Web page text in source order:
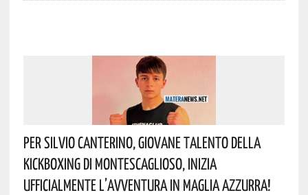
Per Silvio Canterino, Giovane Talento Della
Kickboxing Di Montescaglioso, Inizia
Ufficialmente L’avventura In Maglia Azzurra!